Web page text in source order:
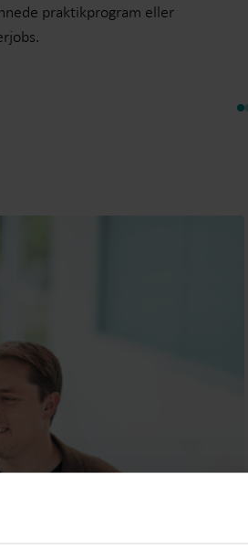
praktikprogram eller